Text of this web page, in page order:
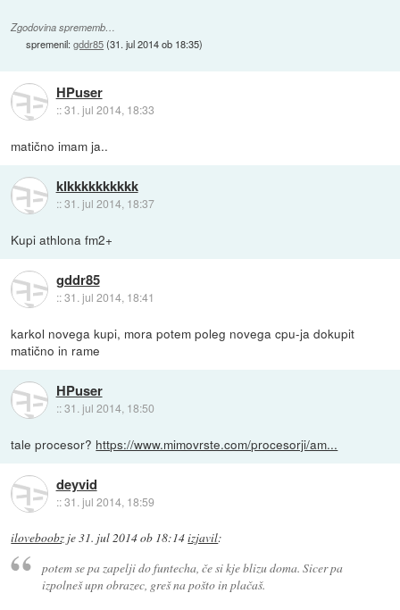
Zgodovina sprememb…
spremenil:gddr85(31. jul 2014 ob 18:35)
HPuser
::31. jul 2014, 18:33
matično imam ja..
klkkkkkkkkkk
::31. jul 2014, 18:37
Kupi athlona fm2+
gddr85
::31. jul 2014, 18:41
karkol novega kupi, mora potem poleg novega cpu-ja dokupit
matično in rame
HPuser
::31. jul 2014, 18:50
tale procesor? https://www.mimovrste.com/procesorji/am...
deyvid
::31. jul 2014, 18:59
iloveboobz je31. jul 2014 ob 18:14izjavil:
potem se pa zapelji do funtecha, če si kje blizu doma. Sicer pa
izpolneš upn obrazec, greš na pošto in plačaš.